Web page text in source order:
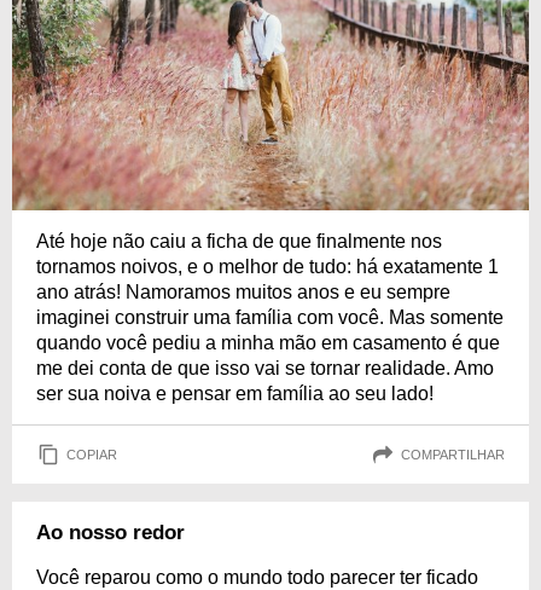
Até hoje não caiu a ficha de que finalmente nos
tornamos noivos, e o melhor de tudo: há exatamente 1
ano atrás! Namoramos muitos anos e eu sempre
imaginei construir uma família com você. Mas somente
quando você pediu a minha mão em casamento é que
me dei conta de que isso vai se tornar realidade. Amo
ser sua noiva e pensar em família ao seu lado!
COPIAR COMPARTILHAR
Ao nosso redor
Você reparou como o mundo todo parecer ter ficado